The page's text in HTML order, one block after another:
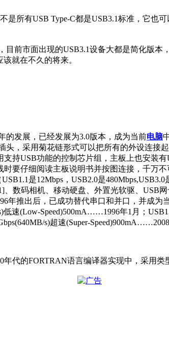
所有USB Type-C都是USB3.1标准，它也可
前市面出现的USB3.1设备大都是简化版
就在不久的将来。
的发展，已经发展为3.0版本，成为当前电脑
，采用菊花链形式可以把所有的外设连接
持USB功能的控制芯片组，主板上也安装
要仔细阅读主板说明书并按图连接，千万
是12Mbps，USB2.0是
数码相机、移动硬盘、外置光软驱、USB
年推出后，已成功替代串口和并口，并成为
速(Low-Speed)500mA……1996年1月；
s)超速(Super-Speed)900mA……2008
代的FORTRAN语言编译器实现中，采用类